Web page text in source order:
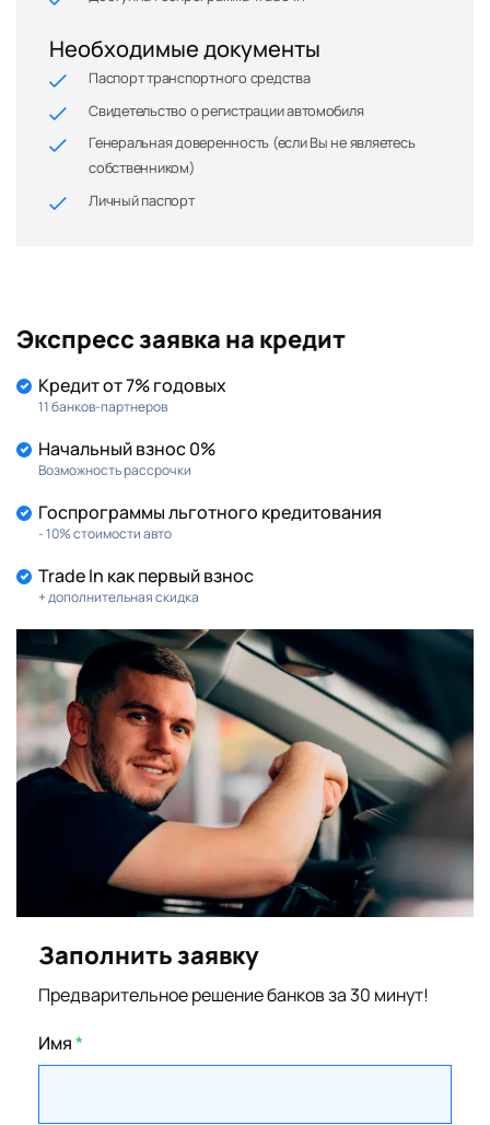
Необходимые документы
Паспорт транспортного средства
Свидетельство о регистрации автомобиля
Генеральная доверенность (если Вы не являетесь
собственником)
Личный паспорт
Экспресс заявка на кредит
Кредит от 7% годовых
11 банков-партнеров
Начальный взнос 0%
Возможность рассрочки
Госпрограммы льготного кредитования
- 10% стоимости авто
Trade In как первый взнос
+ дополнительная скидка
Заполнить заявку
Предварительное решение банков за 30 минут!
Имя*